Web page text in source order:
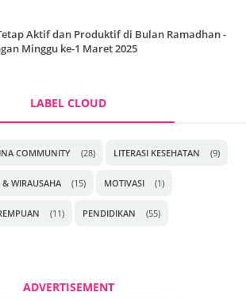
Aktif dan Produktif di Bulan Ramadhan -
Minggu ke-1 Maret 2025
LABEL CLOUD
COMMUNITY (28) LITERASI KESEHATAN (9)
& WIRAUSAHA (15) MOTIVASI (1)
(11) PENDIDIKAN (55)
ADVERTISEMENT